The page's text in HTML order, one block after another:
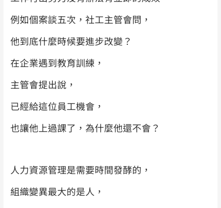
例如個案談五次，社工主管會問，
他到底什麼時候要進步改變？
在企業遇到教育訓練，
主管會提出說，
已經給這位員工機會，
也讓他上過課了，為什麼他還不會？
人力資源管理是需要時間發酵的，
組織變異最大的是人，